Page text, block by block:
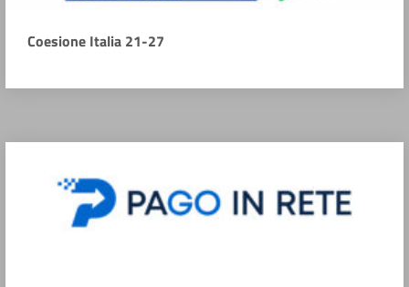
Coesione Italia 21-27